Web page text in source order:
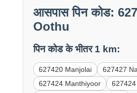
आसपास पिन कोड:
Oothu
पिन कोड के भीतर 1 km:
627420 Manjolai
627427
627424 Manthiyoor